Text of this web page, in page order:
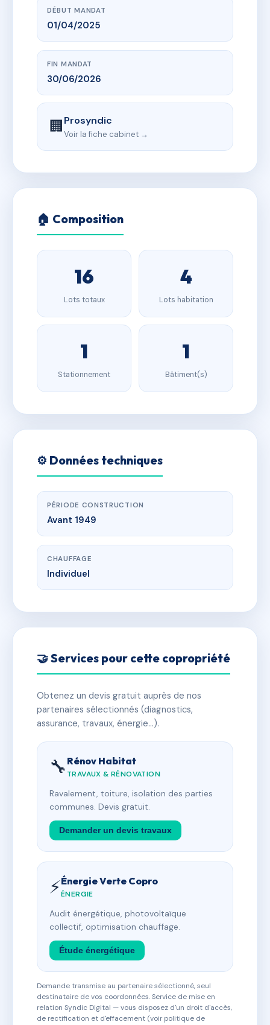
DÉBUT MANDAT
01/04/2025
FIN MANDAT
30/06/2026
🏢Prosyndic
Voir la fiche cabinet →
🏠 Composition
16
Lots totaux
4
Lots habitation
1
Stationnement
1
Bâtiment(s)
⚙️ Données techniques
PÉRIODE CONSTRUCTION
Avant 1949
CHAUFFAGE
Individuel
🤝 Services pour cette copropriété
Obtenez un devis gratuit auprès de nos
partenaires sélectionnés (diagnostics,
assurance, travaux, énergie…).
🔧 Rénov Habitat
TRAVAUX & RÉNOVATION
Ravalement, toiture, isolation des parties
communes. Devis gratuit.
Demander un devis travaux
⚡Énergie Verte Copro
ÉNERGIE
Audit énergétique, photovoltaïque
collectif, optimisation chauffage.
Étude énergétique
Demande transmise au partenaire sélectionné, seul
destinataire de vos coordonnées. Service de mise en
relation Syndic Digital — vous disposez d'un droit d'accès,
de rectification et d'effacement (voir politique de